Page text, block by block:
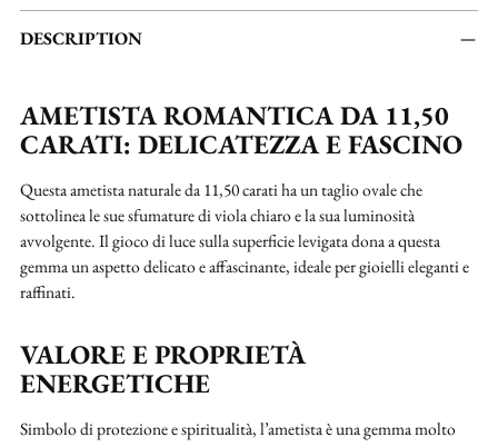
Aggiungere
un
carrello...
DESCRIPTION
AMETISTA ROMANTICA DA 11,50
CARATI: DELICATEZZA E FASCINO
Questa ametista naturale da 11,50 carati ha un taglio ovale che
sottolinea le sue sfumature di viola chiaro e la sua luminosità
avvolgente. Il gioco di luce sulla superficie levigata dona a questa
gemma un aspetto delicato e affascinante, ideale per gioielli eleganti e
raffinati.
VALORE E PROPRIETÀ
ENERGETICHE
Simbolo di protezione e spiritualità, l’ametista è una gemma molto